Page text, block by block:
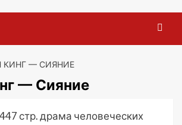
КИНГ — СИЯНИЕ
— Сияние
стр. драма человеческих